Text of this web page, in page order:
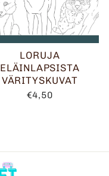
LORUJA
ELÄINLAPSISTA
VÄRITYSKUVAT
€4,50